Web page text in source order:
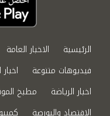
الرئيسية الاخبار العامة
فيديوهات متنوعة
اخبار الرياضة
مطبخ
الاقتصاد والبورصة